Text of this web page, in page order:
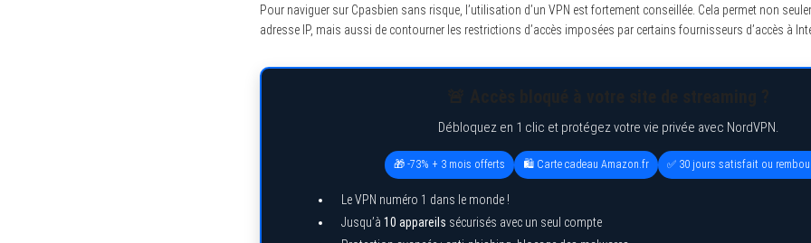
Pour naviguer sur Cpasbien sans risque, l’utilisation d’un VPN est fortement conseillée. Cela permet non
adresse IP, mais aussi de contourner les restrictions d’accès imposées par certains fournisseurs d’accès à
Débloquez en 1 clic et protégez votre vie privée avec NordVPN.
🎁 -73% + 3 mois offerts 🛍️ Carte cadeau Amazon.fr ✅ 30 jours satisfait ou
Le VPN numéro 1 dans le monde !
Jusqu’à 10 appareils sécurisés avec un seul compte